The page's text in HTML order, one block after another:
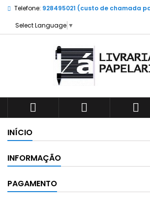
Telefone: 928495021 (custo de chamada
Select Language ▼
  
INÍCIO
INFORMAÇÃO
PAGAMENTO